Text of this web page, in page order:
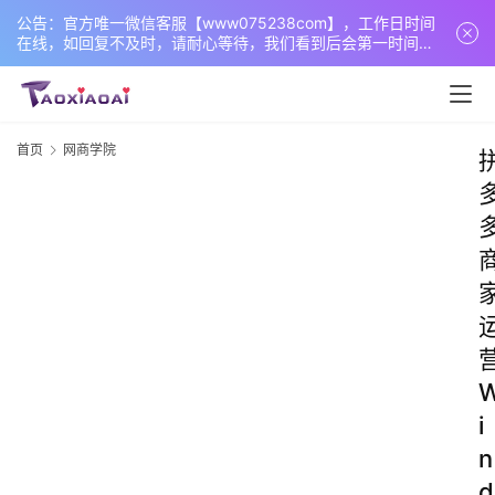
公告：官方唯一微信客服【www075238com】，工作日时间
在线，如回复不及时，请耐心等待，我们看到后会第一时间回
复您！
首页 网商学院
i
n